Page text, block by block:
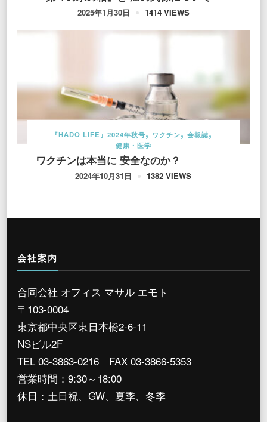
2025年1月30日 1414 VIEWS
『HADO LIFE』2024年秋号 ワクチン
会報誌
健康・医学
ワクチンは本当に 安全なのか？
2024年10月31日 1382 VIEWS
会社案内
合同会社 オフィス マサル エモト
〒103-0004
東京都中央区東日本橋2-6-11
NSビル2F
TEL 03-3863-0216 FAX 03-3866-5353
営業時間：9:30～18:00
休日：土日祝、GW、夏季、冬季